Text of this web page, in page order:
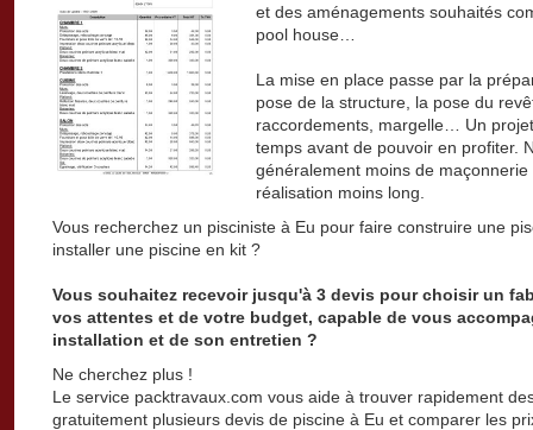
et des aménagements souhaités
pool house…
La mise en place passe par la
pose de la structure, la pose du
raccordements, margelle… Un
temps avant de pouvoir en profiter.
généralement moins de
réalisation moins long.
Vous recherchez un pisciniste à Eu pour faire construire une
installer une piscine en kit ?
Vous souhaitez recevoir jusqu'à 3 devis pour choisir un
vos attentes et de votre budget, capable de vous
installation et de son entretien ?
Ne cherchez plus !
Le service packtravaux.com vous aide à trouver rapidement
gratuitement plusieurs devis de piscine à Eu et comparer les